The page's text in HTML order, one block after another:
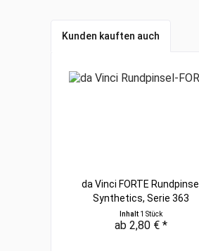
Kunden kauften auch
da Vinci FORTE Rundpinsel
Synthetics, Serie 363
Inhalt 1 Stück
ab 2,80 € *